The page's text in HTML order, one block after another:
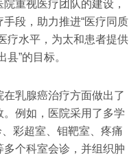
重视医疗团队的建设，
段，助力推进“医疗同质
疗水平，为太和患者提供
”的目标。
乳腺癌治疗方面做出了
例如，医院采用了多学
彩超室、钼靶室、疼痛
个科室会诊，并组织肿